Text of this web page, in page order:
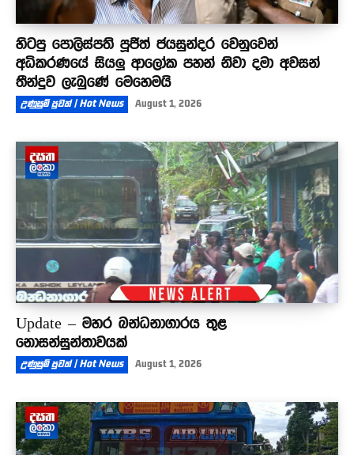
හිටපු පොලිස්පති පූජිත් ජයසුන්දර වෙනුවෙන්
අධිකරණයේ සියලු ආලෝක පහන් නිවා දමා අවසන්
තීන්දුව ලැබුණේ මෙහෙමයි
උණුසුම් පුවත් | Hot News August 1, 2026
Update – මහර බන්ධනාගාරය තුළ
නොසන්සුන්තාවයක්
උණුසුම් පුවත් | Hot News August 1, 2026